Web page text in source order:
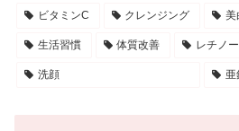
ビタミンC クレンジング 美
生活習慣 体質改善 レチノ
洗顔 亜